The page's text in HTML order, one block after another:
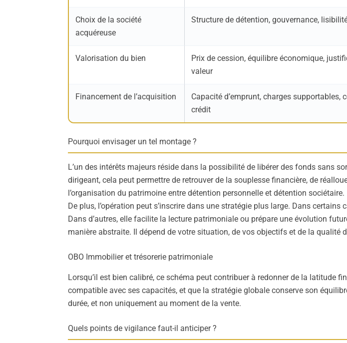
Choix de la société
acquéreuse
Structure de détention, gouvernance,
Valorisation du bien
Prix de cession, équilibre économique,
valeur
Financement de l’acquisition
Capacité d’emprunt, charges supportables,
crédit
Pourquoi envisager un tel montage ?
L’un des intérêts majeurs réside dans la possibilité de libérer des fonds sans
dirigeant, cela peut permettre de retrouver de la souplesse financière, de
l’organisation du patrimoine entre détention personnelle et détention sociétaire.
De plus, l’opération peut s’inscrire dans une stratégie plus large. Dans
Dans d’autres, elle facilite la lecture patrimoniale ou prépare une évolution
manière abstraite. Il dépend de votre situation, de vos objectifs et de la qualité
OBO Immobilier et trésorerie patrimoniale
Lorsqu’il est bien calibré, ce schéma peut contribuer à redonner de la latitude
compatible avec ses capacités, et que la stratégie globale conserve son
durée, et non uniquement au moment de la vente.
Quels points de vigilance faut-il anticiper ?